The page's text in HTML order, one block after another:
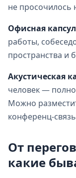
не просочилось
Офисная
работы,
пространства и
Акустическая
человек —
Можно
От
какие